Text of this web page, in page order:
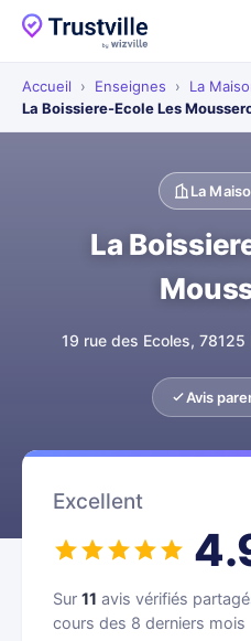
Accueil › Enseignes › La
La Boissiere-Ecole Les
La
La
19 rue des Ecoles, 78125
Avis
Excellent
Sur 11 avis vérifiés
cours des 8 derniers mois